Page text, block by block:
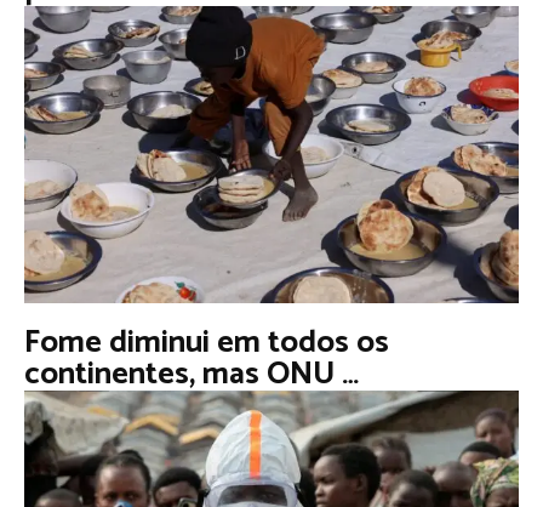
Fome diminui em todos os
continentes, mas ONU …